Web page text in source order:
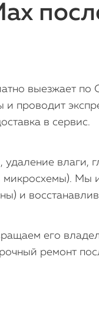
выезжает по
проводит
в сервис.
влаги,
микросхемы). Мы
и
его
ремонт